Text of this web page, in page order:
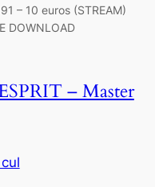
– 10 euros (STREAM)
DOWNLOAD
– Master